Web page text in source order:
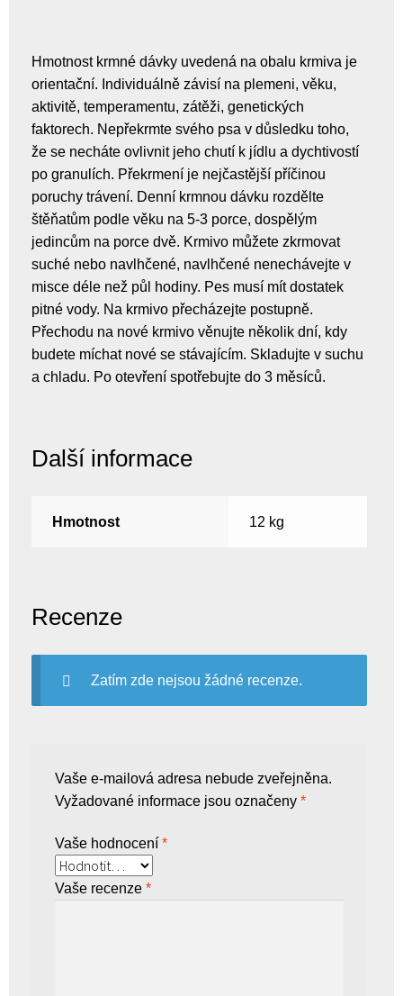
Hmotnost krmné dávky uvedená na obalu krmiva je
orientační. Individuálně závisí na plemeni, věku,
aktivitě, temperamentu, zátěži, genetických
faktorech. Nepřekrmte svého psa v důsledku toho,
že se necháte ovlivnit jeho chutí k jídlu a dychtivostí
po granulích. Překrmení je nejčastější příčinou
poruchy trávení. Denní krmnou dávku rozdělte
štěňatům podle věku na 5-3 porce, dospělým
jedincům na porce dvě. Krmivo můžete zkrmovat
suché nebo navlhčené, navlhčené nenechávejte v
misce déle než půl hodiny. Pes musí mít dostatek
pitné vody. Na krmivo přecházejte postupně.
Přechodu na nové krmivo věnujte několik dní, kdy
budete míchat nové se stávajícím. Skladujte v suchu
a chladu. Po otevření spotřebujte do 3 měsíců.
Další informace
Hmotnost 12 kg
Recenze
Zatím zde nejsou žádné recenze.
Vaše e-mailová adresa nebude zveřejněna.
Vyžadované informace jsou označeny *
Vaše hodnocení *
Vaše recenze *